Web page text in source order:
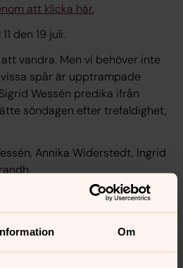
Om
att klicka här.
den 19 juli.
vandra. Men vi behöver inte
spår är upptrampade
Wessén predika ifrån
söndagen efter trefaldighet,
Annika Widerstedt, Ingrid
på sidans